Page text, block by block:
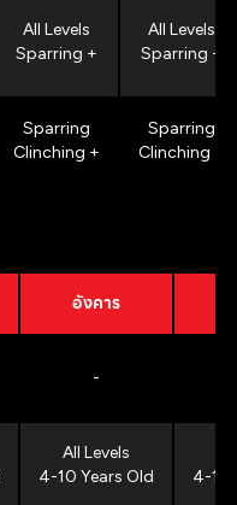
All Levels
Sparring +
All Levels
Sparring +
Sparring
Clinching +
Sparring
Clinching +
อังคาร
-
All Levels
4-10 Years Old
4-10